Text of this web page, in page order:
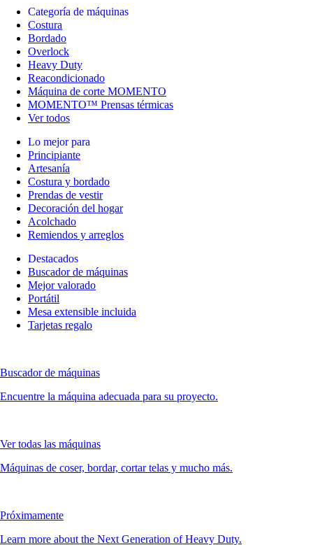
Categoría de máquinas
Costura
Bordado
Overlock
Heavy Duty
Reacondicionado
Máquina de corte MOMENTO
MOMENTO™ Prensas térmicas
Ver todos
Lo mejor para
Principiante
Artesanía
Costura y bordado
Prendas de vestir
Decoración del hogar
Acolchado
Remiendos y arreglos
Destacados
Buscador de máquinas
Mejor valorado
Portátil
Mesa extensible incluida
Tarjetas regalo
Buscador de máquinas
Encuentre la máquina adecuada para su proyecto.
Ver todas las máquinas
Máquinas de coser, bordar, cortar telas y mucho más.
Próximamente
Learn more about the Next Generation of Heavy Duty.